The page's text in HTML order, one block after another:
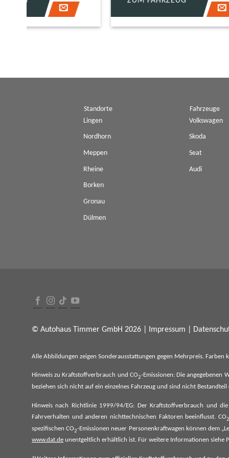
Standorte
Lingen
Nordhorn
Meppen
Rheine
Borken
Gronau
Dülmen
Fahrzeuge
Volkswagen
Skoda
Seat
Audi
© Autohaus Timmer GmbH 2026 | Impressum
Alle Abbildungen zeigen Sonderausstattungen gegen Mehrpreis.
Hinweis zu Kraftstoffverbrauch und CO2-Emissionen: Die angegebenen
beziehen sich nicht auf ein einzelnes Fahrzeug und sind nicht
Hinweis nach Richtlinie 1999/94/EG: Der Kraftstoffverbrauch und die
Fahrverhalten und anderen nichttechnischen Faktoren beeinflusst. CO2
spezifischen CO2-Emissionen neuer Personenkraftwagen können dem
www.dat.de unentgeltlich erhältlich ist. Für weitere Informationen siehe